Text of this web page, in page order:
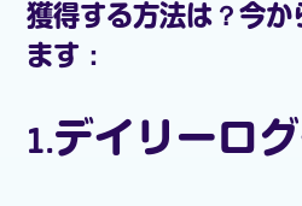
獲得する方法は？今
ます：
1.デイリーロ